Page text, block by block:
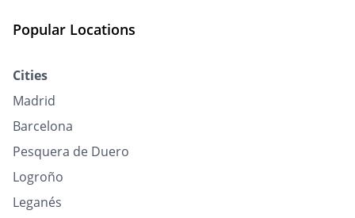
Popular Locations
Cities
Madrid
Barcelona
Pesquera de Duero
Logroño
Leganés